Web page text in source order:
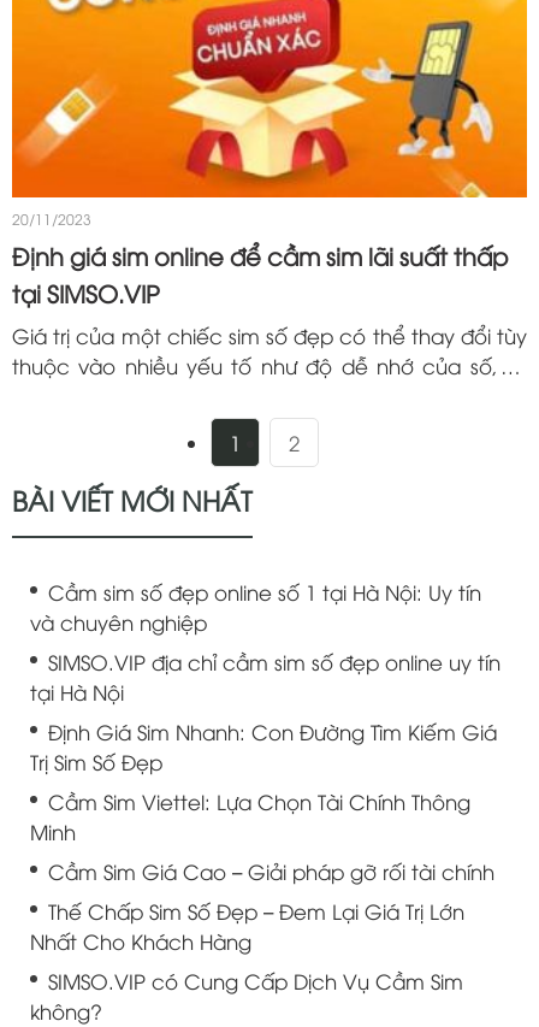
20/11/2023
Định giá sim online để cầm sim lãi suất thấp
tại SIMSO.VIP
Giá trị của một chiếc sim số đẹp có thể thay đổi tùy
thuộc vào nhiều yếu tố như độ dễ nhớ của số, sự
1 2
BÀI VIẾT MỚI NHẤT
Cầm sim số đẹp online số 1 tại Hà Nội: Uy tín
và chuyên nghiệp
SIMSO.VIP địa chỉ cầm sim số đẹp online uy tín
tại Hà Nội
Định Giá Sim Nhanh: Con Đường Tìm Kiếm Giá
Trị Sim Số Đẹp
Cầm Sim Viettel: Lựa Chọn Tài Chính Thông
Minh
Cầm Sim Giá Cao – Giải pháp gỡ rối tài chính
Thế Chấp Sim Số Đẹp – Đem Lại Giá Trị Lớn
Nhất Cho Khách Hàng
SIMSO.VIP có Cung Cấp Dịch Vụ Cầm Sim
không?